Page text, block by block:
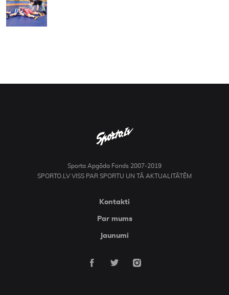
Sporta Apgāda Fonds 2007-2019
SPORTO.LV VISS PAR SPORTU UN TĀ AKTUALITĀTĒM
Kontakti
Par mums
Jaunumi